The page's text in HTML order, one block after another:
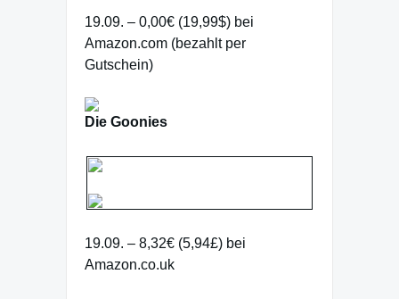
19.09. – 0,00€ (19,99$) bei
Amazon.com (bezahlt per
Gutschein)
Die Goonies
19.09. – 8,32€ (5,94£) bei
Amazon.co.uk